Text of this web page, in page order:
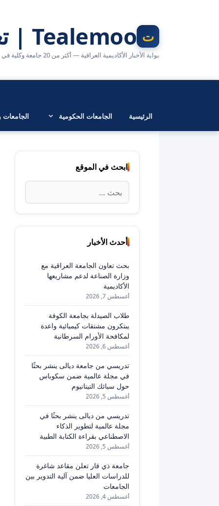
Tealemoo | تعليمو
بوابة الأخبار الأكاديمية العراقية — أكثر من 20 جامعة وكلية في مكان واحد
الرئيسية الجامعات الحكومية الجامعات
ابحث في الموقع
البحث
عن:
أحدث الأخبار
بحث تعاون الجامعة العراقية مع
وزارة الصناعة لدعم مشاريعها
الأكاديمية
أغسطس 7, 2026
طلاب الصيدلة بجامعة الكوفة
يبتكرون مشتقات كيميائية واعدة
لمكافحة الأورام السرطانية
أغسطس 6, 2026
تدريسي من جامعة ديالى ينشر بحثًا
في مجلة عالمية ضمن سكوباس
حول سبائك التيتانيوم
أغسطس 5, 2026
تدريسي من ديالى ينشر بحثًا في
مجلة عالمية لتطوير الذكاء
الاصطناعي بقراءة الكتابة الطبية
أغسطس 5, 2026
جامعة ذي قار تعلن مقاعد شاغرة
للدراسات العليا ضمن آلية التدوير بين
الجامعات
أغسطس 4, 2026